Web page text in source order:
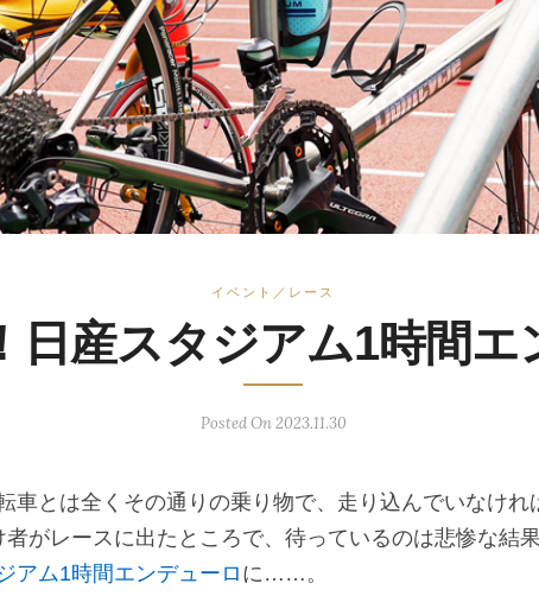
イベント／レース
日産スタジアム1時間エ
Posted On 2023.11.30
車とは全くその通りの乗り物で、走り込んでいなけれ
がレースに出たところで、待っているのは悲惨な結
アム1時間エンデューロ に……。